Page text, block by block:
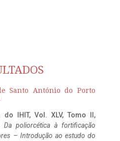
Santo António do Porto
do IHIT, Vol. XLV, Tomo II,
Da poliorcética à fortificação
– Introdução ao estudo do